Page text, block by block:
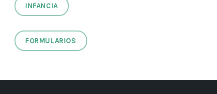
INFANCIA
FORMULARIOS